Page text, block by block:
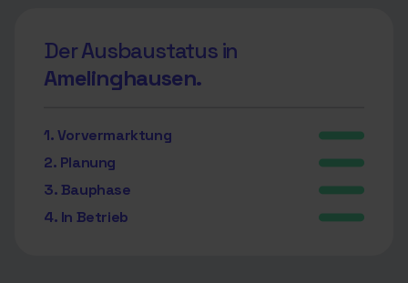
Der Ausbaustatus in
Amelinghausen.
1. Vorvermarktung
2. Planung
3. Bauphase
4. In Betrieb